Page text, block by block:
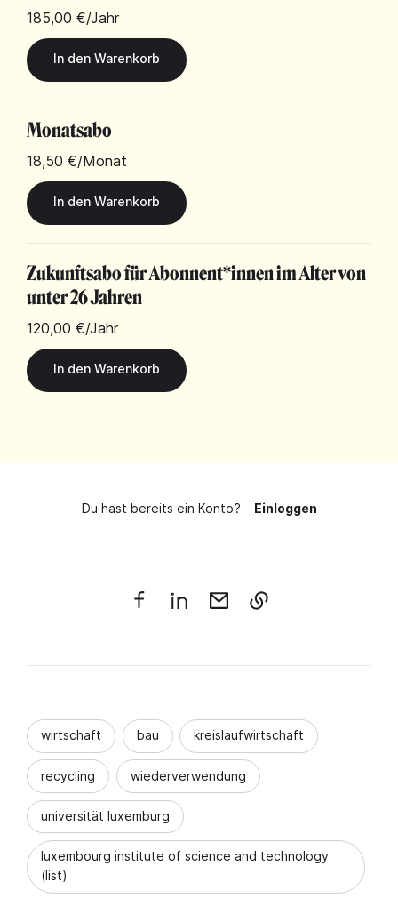
185,00 €/Jahr
Monatsabo
18,50 €/Monat
Zukunftsabo für Abonnent*innen im Alter von
unter 26 Jahren
120,00 €/Jahr
Du hast bereits ein Konto? Einloggen
wirtschaft bau kreislaufwirtschaft
recycling wiederverwendung
universität luxemburg
luxembourg institute of science and technology
(list)